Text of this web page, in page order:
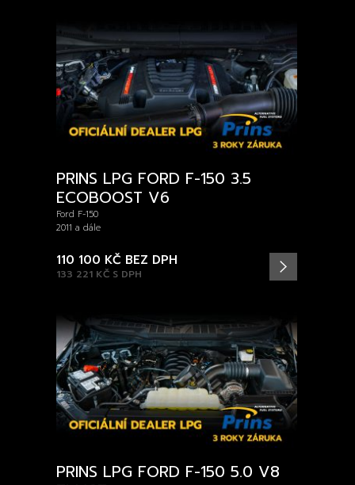
PRINS LPG FORD F-150 3.5
ECOBOOST V6
Ford F-150
2011 a dále
133 221 KČ S DPH
110 100 KČ BEZ DPH
PRINS LPG FORD F-150 5.0 V8